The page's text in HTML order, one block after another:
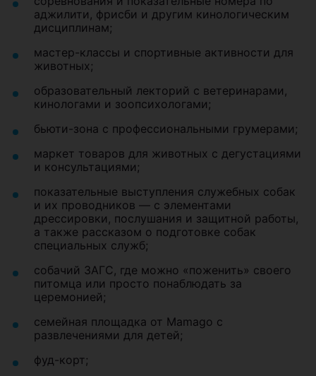
аджилити, фрисби и другим кинологическим
дисциплинам;
мастер-классы и спортивные активности для
животных;
образовательный лекторий с ветеринарами,
кинологами и зоопсихологами;
бьюти-зона с профессиональными грумерами;
маркет товаров для животных с дегустациями
и консультациями;
показательные выступления служебных собак
и их проводников — с элементами
дрессировки, послушания и защитной работы,
а также рассказом о подготовке собак
специальных служб;
собачий ЗАГС, где можно «поженить» своего
питомца или просто понаблюдать за
церемонией;
семейная площадка от Mamago с
развлечениями для детей;
фуд-корт;